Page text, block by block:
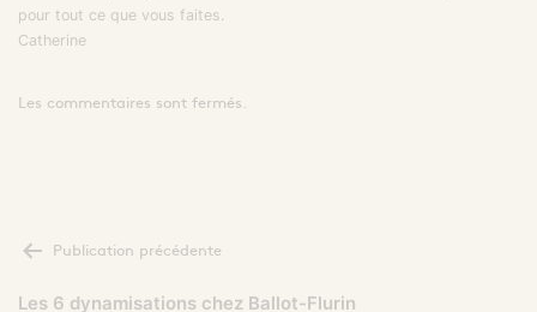
pour tout ce que vous faites.
Catherine
Les commentaires sont fermés.
NAVIGATION
Publication précédente
Les 6 dynamisations chez Ballot-Flurin